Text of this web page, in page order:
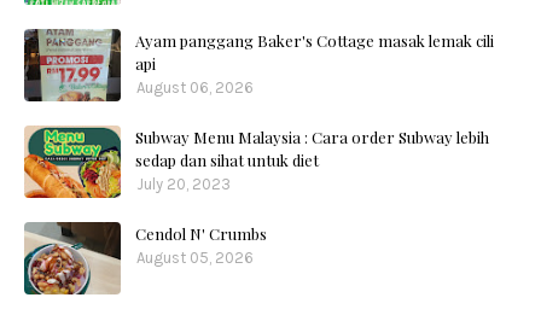
Ayam panggang Baker's Cottage masak lemak cili
api
August 06, 2026
Subway Menu Malaysia : Cara order Subway lebih
sedap dan sihat untuk diet
July 20, 2023
Cendol N' Crumbs
August 05, 2026